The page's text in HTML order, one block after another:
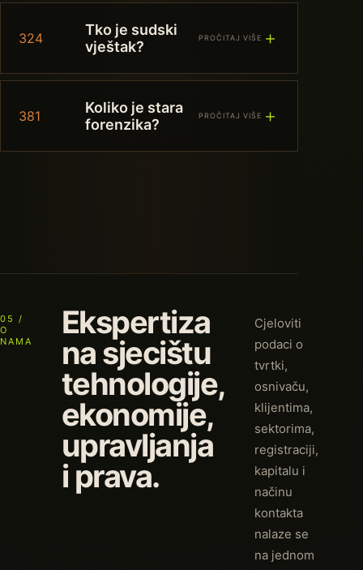
324
Tko je sudski
vještak?
PROČITAJ VIŠE ＋
381
Koliko je stara
forenzika?
PROČITAJ VIŠE ＋
05 /
O
NAMA
Ekspertiza
na sjecištu
tehnologije,
ekonomije,
upravljanja
i prava.
Cjeloviti
podaci o
tvrtki,
osnivaču,
klijentima,
sektorima,
registraciji,
kapitalu i
načinu
kontakta
nalaze se
na jednom